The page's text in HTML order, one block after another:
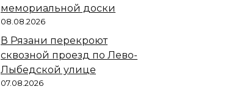
мемориальной доски
08.08.2026
В Рязани перекроют
сквозной проезд по Лево-
Лыбедской улице
07.08.2026